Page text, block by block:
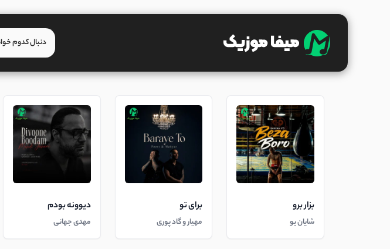
بزار برو
شایان یو
برای تو
مهیار و گاد پوری
دیوونه بودم
مهدی جهانی